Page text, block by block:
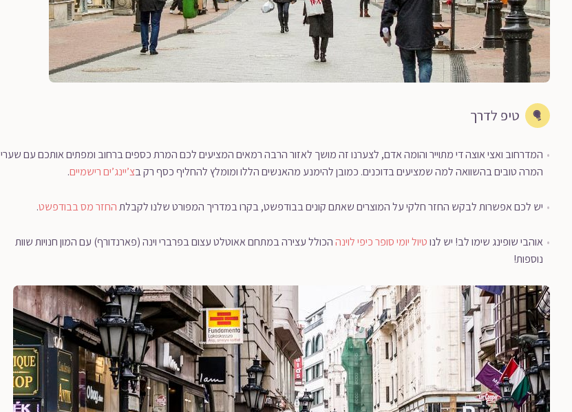
טיפ לדרך
המדרחוב ואצי אוצה די מתוייר והומה אדם, לצערנו זה מושך לאזור הרבה רמאים המציעים לכם המרת כספים ברחוב ומפתים אותכם עם שערי
המרה טובים בהשוואה למה שמציעים בדוכנים. כמובן להימנע מהאנשים הללו ומומלץ להחליף כסף רק בצ’יינג’ים רישמיים.
יש לכם אפשרות לבקש החזר חלקי על המוצרים שאתם קונים בבודפשט, בקרו במדריך המפורט שלנו לקבלתהחזר מס בבודפשט.
אוהבי שופינג שימו לב! יש לנוטיול יומי סופר כיפי לוינההכולל עצירה במתחם אאוטלט עצום בפרברי וינה (פארנדורף) עם המון חנויות שוות
נוספות!